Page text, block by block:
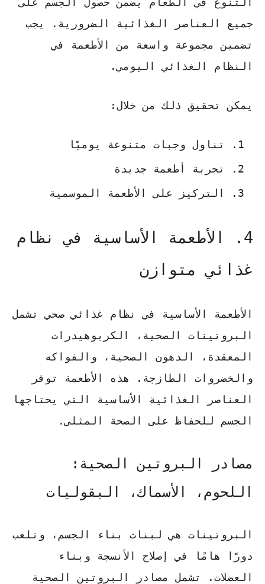
جميع العناصر الغذائية الضرورية. يجب
تضمين مجموعة واسعة من الأطعمة في
النظام الغذائي اليومي.
يمكن تحقيق ذلك من خلال:
تناول وجبات متنوعة يوميًا
تجربة أطعمة جديدة
التركيز على الأطعمة الموسمية
4. الأطعمة الأساسية في نظام
غذائي متوازن
الأطعمة الأساسية في نظام غذائي صحي تشمل
البروتينات الصحية، الكربوهيدرات
المعقدة، الدهون الصحية، والفواكه
والخضروات الطازجة. هذه الأطعمة توفر
العناصر الغذائية الأساسية التي يحتاجها
الجسم للحفاظ على الصحة المثلى.
مصادر البروتين الصحية:
اللحوم، الأسماك، البقوليات
البروتينات هي لبنات بناء الجسم، وتلعب
دورًا هامًا في إصلاح الأنسجة وبناء
العضلات. تشمل مصادر البروتين الصحية